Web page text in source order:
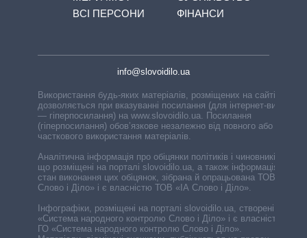
ВСІ ПЕРСОНИ
ФІНАНСИ
info@slovoidilo.ua
Використання будь-яких матеріалів, розміщених на сайті,
дозволяється при вказуванні посилання (для інтернет-видань
— гіперпосилання) на www.slovoidilo.ua. Посилання
(гіперпосилання) обов’язкове незалежно від повного або
часткового використання матеріалів.
Аналітична інформація про обіцянки політиків і чиновників,
що розміщені на порталі slovoidilo.ua, а також інформація про
стан виконання цих обіцянок, зібрана й опрацьована ТОВ «ІА
Слово і Діло» і є власністю ТОВ «ІА Слово і Діло».
Інфографіки, розміщені на порталі slovoidilo.ua, створені ГО
«Система народного контролю Слово і Діло» і є власністю
ГО «Система народного контролю Слово і Діло».